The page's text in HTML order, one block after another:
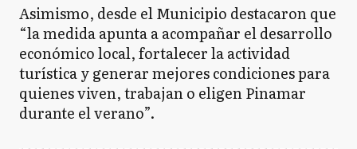
Asimismo, desde el Municipio destacaron que
“la medida apunta a acompañar el desarrollo
económico local, fortalecer la actividad
turística y generar mejores condiciones para
quienes viven, trabajan o eligen Pinamar
durante el verano”.